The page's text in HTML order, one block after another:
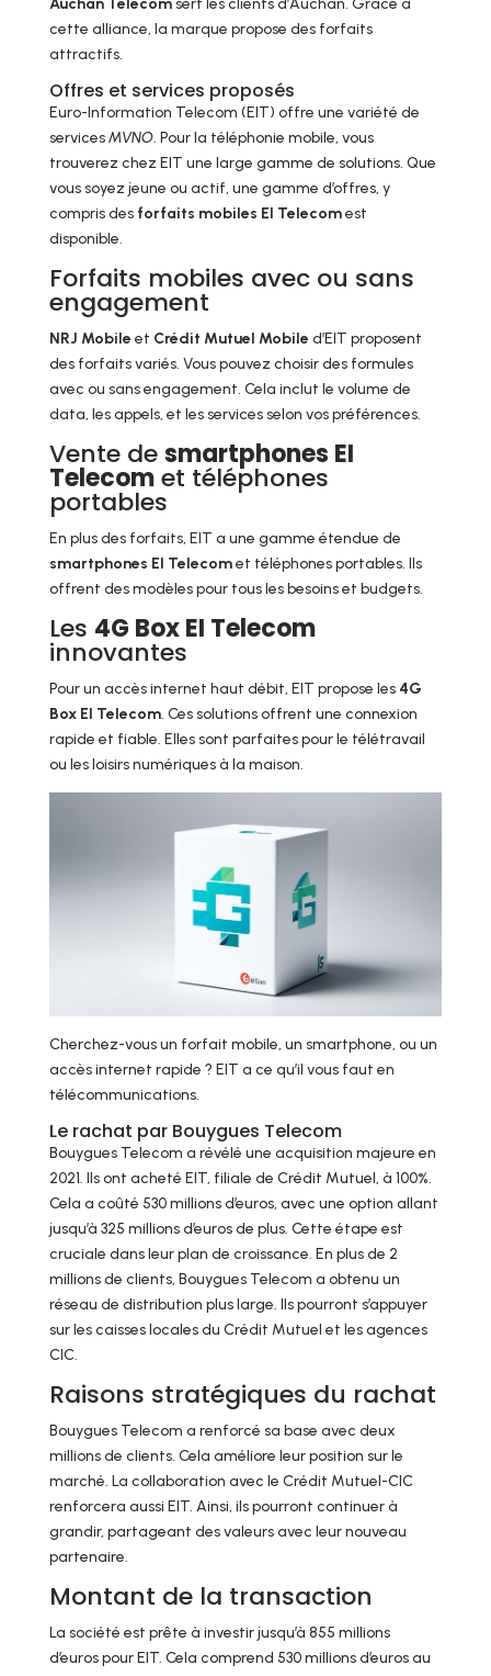
cette alliance, la marque propose des forfaits
attractifs.
Offres et services proposés
Euro-Information Telecom (EIT) offre une variété de
servicesMVNO. Pour la téléphonie mobile, vous
trouverez chez EIT une large gamme de solutions. Que
vous soyez jeune ou actif, une gamme d’offres, y
compris des forfaits mobiles EI Telecomest
disponible.
Forfaits mobiles avec ou sans
engagement
NRJ Mobile et Crédit Mutuel Mobile d’EIT proposent
des forfaits variés. Vous pouvez choisir des formules
avec ou sans engagement. Cela inclut le volume de
data, les appels, et les services selon vos préférences.
Vente desmartphones EI
Telecomet téléphones
portables
En plus des forfaits, EIT a une gamme étendue de
smartphones EI Telecomet téléphones portables. Ils
offrent des modèles pour tous les besoins et budgets.
Les 4G Box EI Telecom
innovantes
Pour un accès internet haut débit, EIT propose les 4G
Box EI Telecom. Ces solutions offrent une connexion
rapide et fiable. Elles sont parfaites pour le télétravail
ou les loisirs numériques à la maison.
Cherchez-vous un forfait mobile, un smartphone, ou un
accès internet rapide ? EIT a ce qu’il vous faut en
télécommunications.
Le rachat par Bouygues Telecom
Bouygues Telecom a révélé une acquisition majeure en
2021. Ils ont acheté EIT, filiale de Crédit Mutuel, à 100%.
Cela a coûté 530 millions d’euros, avec une option allant
jusqu’à 325 millions d’euros de plus. Cette étape est
cruciale dans leur plan de croissance. En plus de 2
millions de clients, Bouygues Telecom a obtenu un
réseau de distribution plus large. Ils pourront s’appuyer
sur les caisses locales du Crédit Mutuel et les agences
CIC.
Raisons stratégiques du rachat
Bouygues Telecom a renforcé sa base avec deux
millions de clients. Cela améliore leur position sur le
marché. La collaboration avec le Crédit Mutuel-CIC
renforcera aussi EIT. Ainsi, ils pourront continuer à
grandir, partageant des valeurs avec leur nouveau
partenaire.
Montant de la transaction
La société est prête à investir jusqu’à 855 millions
d’euros pour EIT. Cela comprend 530 millions d’euros au